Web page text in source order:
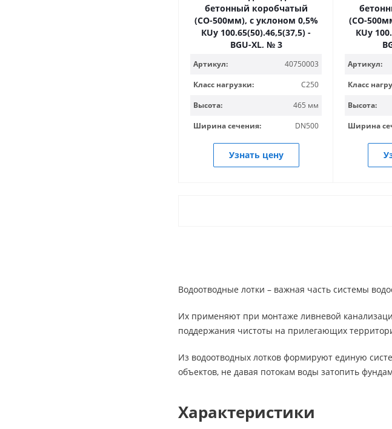
бетонный коробчатый
(СО-500мм), с уклоном 0,5%
КUу 100.65(50).46,5(37,5) -
BGU-XL, № 3
Артикул:
40750003
Класс нагрузки:
C250
Высота:
465 мм
Ширина сечения:
DN500
Узнать цену
(СО-
КUу
Артикул:
Класс
Высота:
Ширина
Водоотводные лотки – важная часть системы
Их применяют при монтаже ливневой
поддержания чистоты на прилегающих
Из водоотводных лотков формируют единую
объектов, не давая потокам воды затопить
Характеристики